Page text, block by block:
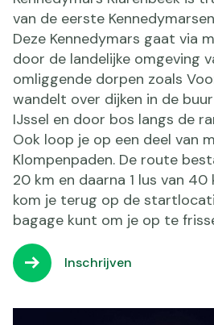
van de eerste
Deze Kennedymars gaat via
door de landelijke omgeving
omliggende dorpen zoals
wandelt over dijken in de
IJssel en door bos langs de
Ook loop je op een deel van
Klompenpaden. De route
20 km en daarna 1 lus van 40
kom je terug op de
bagage kunt om je op te
Inschrijven